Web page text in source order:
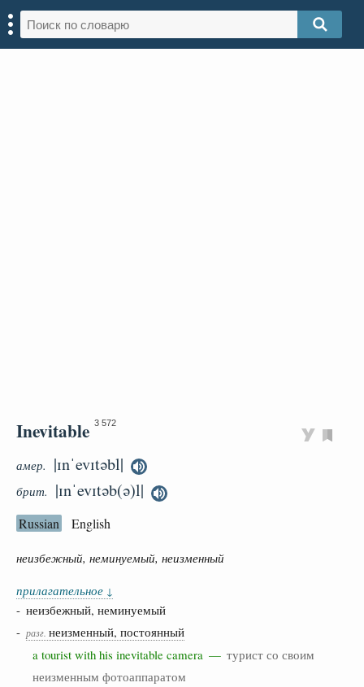
Inevitable 3 572
амер. |ɪnˈevɪtəbl|
брит. |ɪnˈevɪtəb(ə)l|
Russian English
неизбежный, неминуемый, неизменный
прилагательное ↓
- неизбежный, неминуемый
- разг. неизменный, постоянный
a tourist with his inevitable camera — турист со своим
неизменным фотоаппаратом